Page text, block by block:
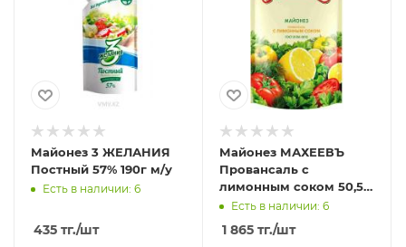
Майонез 3 ЖЕЛАНИЯ
Постный 57% 190г м/у
Есть в наличии: 6
435 тг./шт
Майонез МАХЕЕВЪ
Провансаль с
лимонным соком 50,5%
770г м/у
Есть в наличии: 6
1 865 тг./шт